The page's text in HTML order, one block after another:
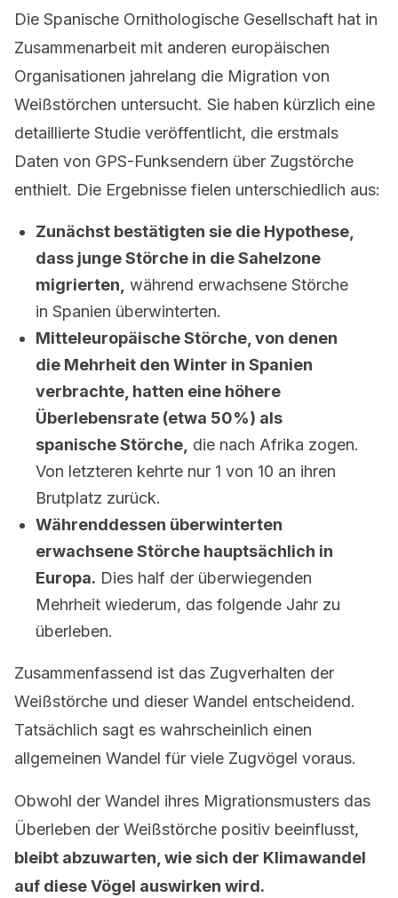
Die Spanische Ornithologische Gesellschaft hat in
Zusammenarbeit mit anderen europäischen
Organisationen jahrelang die Migration von
Weißstörchen untersucht. Sie haben kürzlich eine
detaillierte Studie veröffentlicht, die erstmals
Daten von GPS-Funksendern über Zugstörche
enthielt. Die Ergebnisse fielen unterschiedlich aus:
Zunächst bestätigten sie die Hypothese,
dass junge Störche in die Sahelzone
migrierten, während erwachsene Störche
in Spanien überwinterten.
Mitteleuropäische Störche, von denen
die Mehrheit den Winter in Spanien
verbrachte, hatten eine höhere
Überlebensrate (etwa 50%) als
spanische Störche, die nach Afrika zogen.
Von letzteren kehrte nur 1 von 10 an ihren
Brutplatz zurück.
Währenddessen überwinterten
erwachsene Störche hauptsächlich in
Europa. Dies half der überwiegenden
Mehrheit wiederum, das folgende Jahr zu
überleben.
Zusammenfassend ist das Zugverhalten der
Weißstörche und dieser Wandel entscheidend.
Tatsächlich sagt es wahrscheinlich einen
allgemeinen Wandel für viele Zugvögel voraus.
Obwohl der Wandel ihres Migrationsmusters das
Überleben der Weißstörche positiv beeinflusst,
bleibt abzuwarten, wie sich der Klimawandel
auf diese Vögel auswirken wird.